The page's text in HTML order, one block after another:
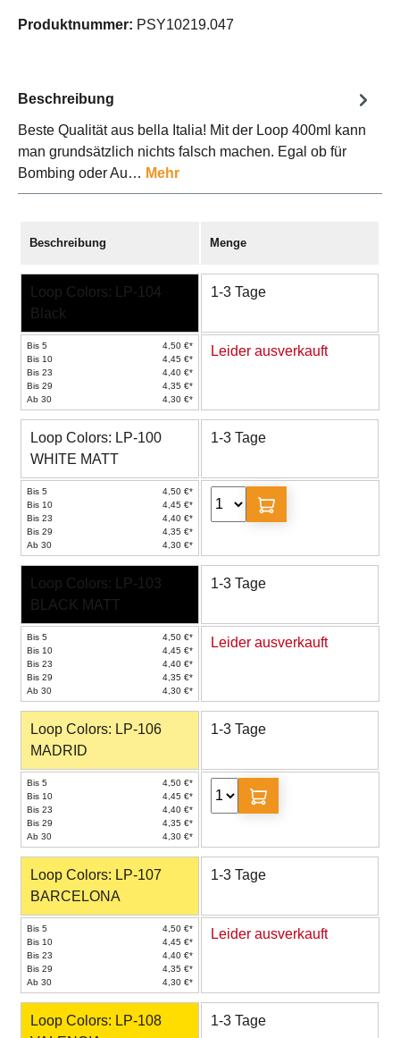
Produktnummer: PSY10219.047
Beschreibung
Beste Qualität aus bella Italia! Mit der Loop 400ml kann
man grundsätzlich nichts falsch machen. Egal ob für
Bombing oder Au… Mehr
Beschreibung Menge
Loop Colors: LP-104
Black
1-3 Tage
Bis 5
4,50 €*
Bis 10
4,45 €*
Bis 23
4,40 €*
Bis 29
4,35 €*
Ab 30
4,30 €*
Leider ausverkauft
Loop Colors: LP-100
WHITE MATT
1-3 Tage
Bis 5
4,50 €*
Bis 10
4,45 €*
Bis 23
4,40 €*
Bis 29
4,35 €*
Ab 30
4,30 €*
Loop Colors: LP-103
BLACK MATT
1-3 Tage
Bis 5
4,50 €*
Bis 10
4,45 €*
Bis 23
4,40 €*
Bis 29
4,35 €*
Ab 30
4,30 €*
Leider ausverkauft
Loop Colors: LP-106
MADRID
1-3 Tage
Bis 5
4,50 €*
Bis 10
4,45 €*
Bis 23
4,40 €*
Bis 29
4,35 €*
Ab 30
4,30 €*
Loop Colors: LP-107
BARCELONA
1-3 Tage
Bis 5
4,50 €*
Bis 10
4,45 €*
Bis 23
4,40 €*
Bis 29
4,35 €*
Ab 30
4,30 €*
Leider ausverkauft
Loop Colors: LP-108
1-3 Tage